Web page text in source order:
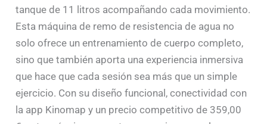
tanque de 11 litros acompañando cada movimiento.
Esta máquina de remo de resistencia de agua no
solo ofrece un entrenamiento de cuerpo completo,
sino que también aporta una experiencia inmersiva
que hace que cada sesión sea más que un simple
ejercicio. Con su diseño funcional, conectividad con
la app Kinomap y un precio competitivo de 359,00